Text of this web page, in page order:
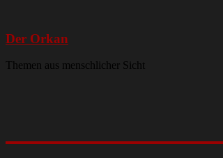
Der Orkan
Themen aus menschlicher Sicht